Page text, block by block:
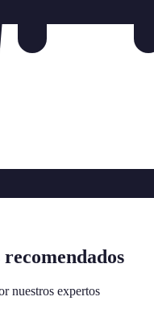
nuestros expertos